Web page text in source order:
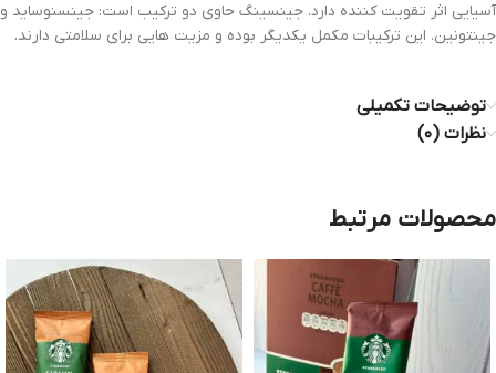
آسیایی اثر تقویت کننده دارد. جینسینگ حاوی دو ترکیب است: جینسنوساید و
جینتونین. این ترکیبات مکمل یکدیگر بوده و مزیت هایی برای سلامتی دارند.
توضیحات تکمیلی
نظرات (۰)
محصولات مرتبط